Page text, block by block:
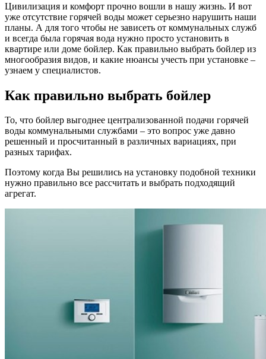
Цивилизация и комфорт прочно вошли в нашу жизнь. И вот
уже отсутствие горячей воды может серьезно нарушить наши
планы. А для того чтобы не зависеть от коммунальных служб
и всегда была горячая вода нужно просто установить в
квартире или доме бойлер. Как правильно выбрать бойлер из
многообразия видов, и какие нюансы учесть при установке –
узнаем у специалистов.
Как правильно выбрать бойлер
То, что бойлер выгоднее централизованной подачи горячей
воды коммунальными службами – это вопрос уже давно
решенный и просчитанный в различных вариациях, при
разных тарифах.
Поэтому когда Вы решились на установку подобной техники
нужно правильно все рассчитать и выбрать подходящий
агрегат.